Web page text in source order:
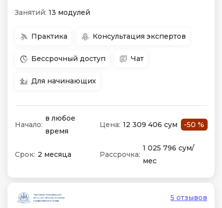
Занятий: 13 модулей
Практика Консультация экспертов
Бессрочный доступ Чат
Для начинающих
Начало:
в любое
время
Цена: 12 309 406 сум -50 %
Срок: 2 месяца Рассрочка:
1 025 796 сум/
мес
5 отзывов